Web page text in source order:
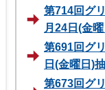
第714回グ
月24日(金
第691回グ
日(金曜日)
第673回グ